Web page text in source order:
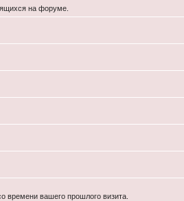
на форуме.
времени вашего прошлого визита.